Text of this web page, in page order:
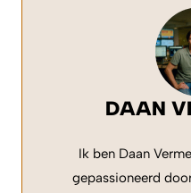
DAAN
Ik ben Daan
gepassioneerd